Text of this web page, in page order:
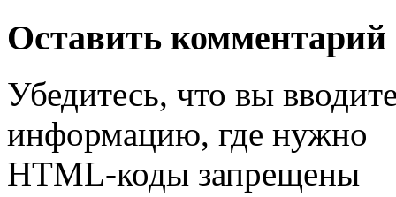
Оставить комментарий
Убедитесь, что вы
информацию, где нужно
HTML-коды запрещены